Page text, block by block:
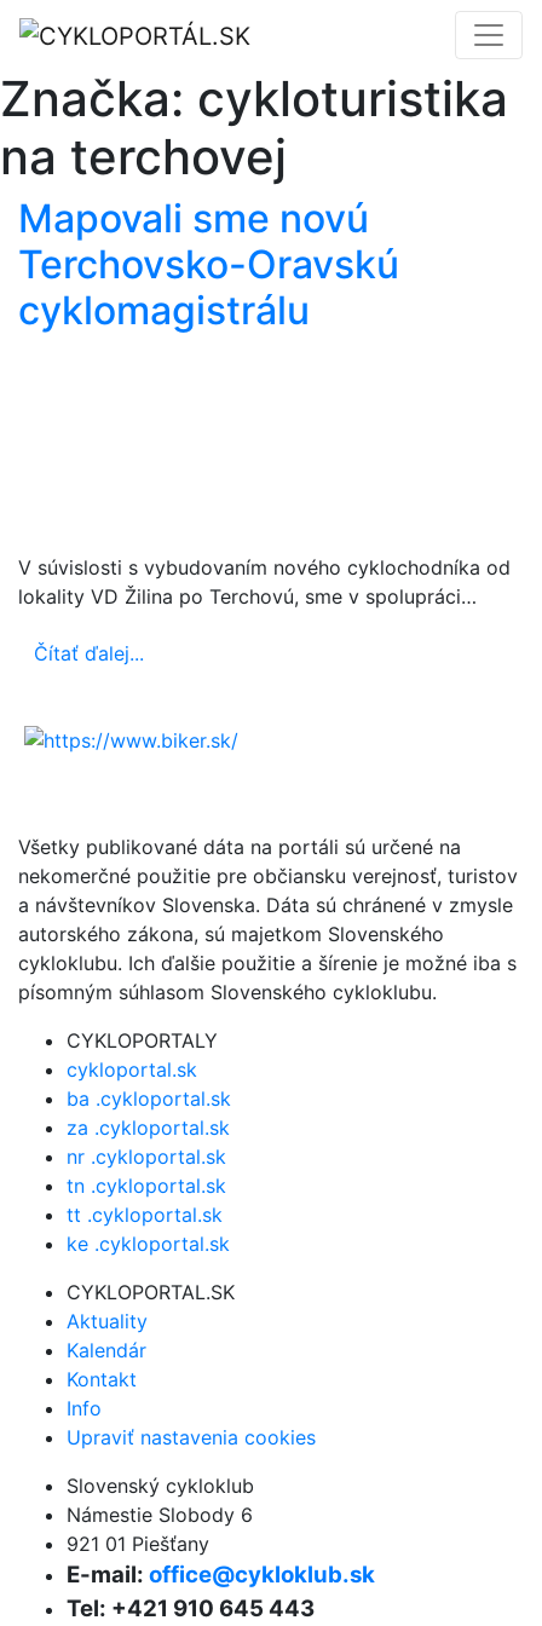
Značka: cykloturistika
na terchovej
Mapovali sme novú
Terchovsko-Oravskú
cyklomagistrálu
V súvislosti s vybudovaním nového cyklochodníka od
lokality VD Žilina po Terchovú, sme v spolupráci…
Čítať ďalej...
Všetky publikované dáta na portáli sú určené na
nekomerčné použitie pre občiansku verejnosť, turistov
a návštevníkov Slovenska. Dáta sú chránené v zmysle
autorského zákona, sú majetkom Slovenského
cykloklubu. Ich ďalšie použitie a šírenie je možné iba s
písomným súhlasom Slovenského cykloklubu.
CYKLOPORTALY
cykloportal.sk
ba .cykloportal.sk
za .cykloportal.sk
nr .cykloportal.sk
tn .cykloportal.sk
tt .cykloportal.sk
ke .cykloportal.sk
CYKLOPORTAL.SK
Aktuality
Kalendár
Kontakt
Info
Upraviť nastavenia cookies
Slovenský cykloklub
Námestie Slobody 6
921 01 Piešťany
E-mail: office@cykloklub.sk
Tel: +421 910 645 443